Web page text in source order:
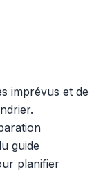
imprévus et de
guide
planifier